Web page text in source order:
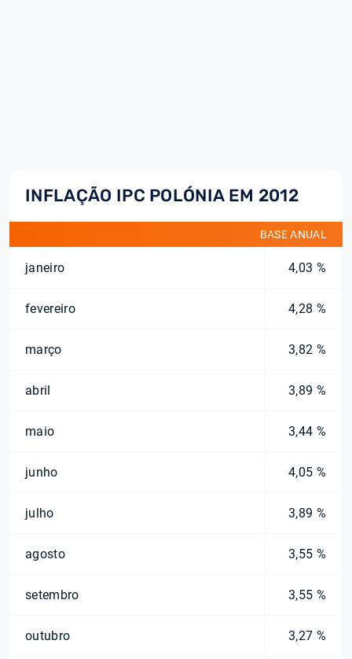
INFLAÇÃO IPC POLÓNIA EM 2012
BASE ANUAL
janeiro 4,03 %
fevereiro 4,28 %
março 3,82 %
abril 3,89 %
maio 3,44 %
junho 4,05 %
julho 3,89 %
agosto 3,55 %
setembro 3,55 %
outubro 3,27 %